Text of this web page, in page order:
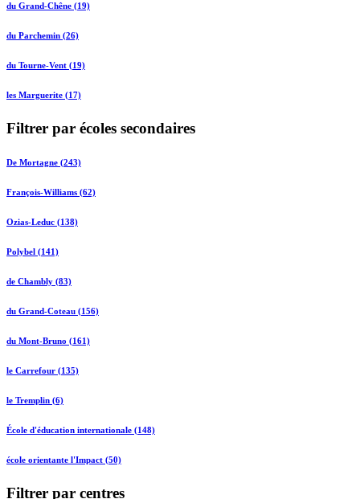
du Grand-Chêne (19)
du Parchemin (26)
du Tourne-Vent (19)
les Marguerite (17)
Filtrer par écoles secondaires
De Mortagne (243)
François-Williams (62)
Ozias-Leduc (138)
Polybel (141)
de Chambly (83)
du Grand-Coteau (156)
du Mont-Bruno (161)
le Carrefour (135)
le Tremplin (6)
École d'éducation internationale (148)
école orientante l'Impact (50)
Filtrer par centres